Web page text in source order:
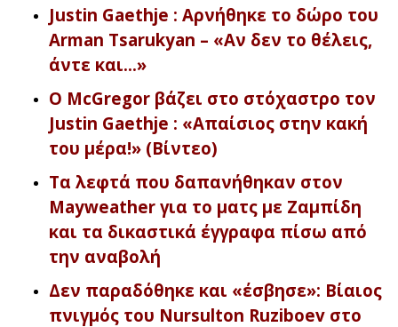
Justin Gaethje : Αρνήθηκε το δώρο του
Arman Tsarukyan – «Αν δεν το θέλεις,
άντε και…»
Ο McGregor βάζει στο στόχαστρο τον
Justin Gaethje : «Απαίσιος στην κακή
του μέρα!» (Βίντεο)
Τα λεφτά που δαπανήθηκαν στον
Mayweather για το ματς με Ζαμπίδη
και τα δικαστικά έγγραφα πίσω από
την αναβολή
Δεν παραδόθηκε και «έσβησε»: Βίαιος
πνιγμός του Nursulton Ruziboev στο